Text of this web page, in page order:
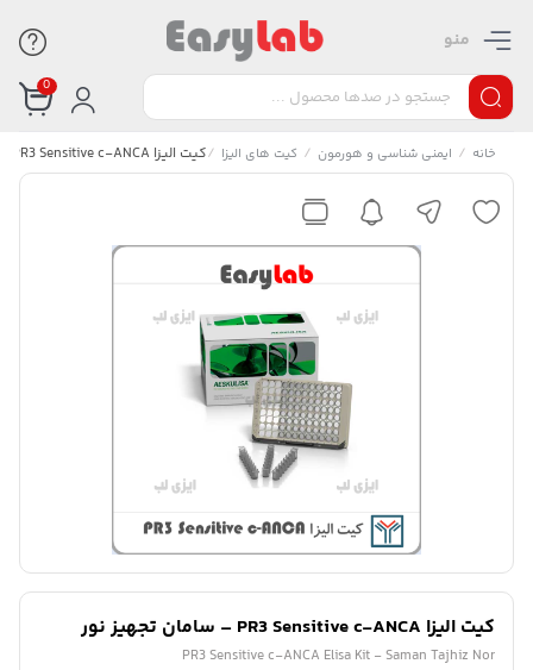
منو
0
خانه / ایمنی شناسی و هورمون / کیت های الیزا /کیت الیزا PR3 Sensitive c-ANCA – سامان تجهیز نور
کیت الیزا PR3 Sensitive c-ANCA – سامان تجهیز نور
PR3 Sensitive c-ANCA Elisa Kit - Saman Tajhiz Nor